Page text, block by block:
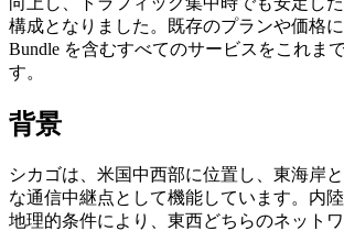
構成となりました。既存のプランや価格に
Bundle を含むすべてのサービスをこれま
す。
背景
シカゴは、米国中西部に位置し、東海岸
な通信中継点として機能しています。内
地理的条件により、東西どちらのネット